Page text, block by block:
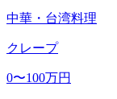
中華・台湾料理
クレープ
0〜100万円